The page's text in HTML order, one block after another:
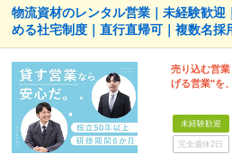
物流資材のレンタル営業｜未経験歓迎
める社宅制度｜直行直帰可｜複数名採
売り込む営
げる営業"を
未経験歓迎
完全週休2日